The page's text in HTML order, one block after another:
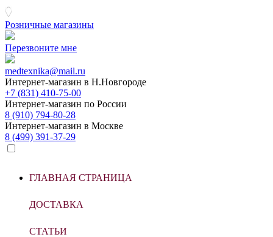
Розничные магазины
Перезвоните мне
medtexnika@mail.ru
Интернет-магазин в Н.Новгороде
+7 (831) 410-75-00
Интернет-магазин по России
8 (910) 794-80-28
Интернет-магазин в Москве
8 (499) 391-37-29
ГЛАВНАЯ СТРАНИЦА
ДОСТАВКА
СТАТЬИ